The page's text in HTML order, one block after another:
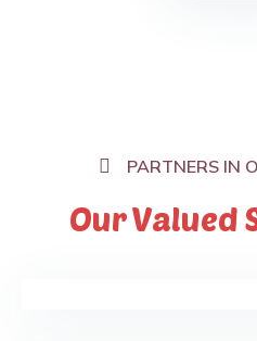
PARTNERS IN
Our Valued